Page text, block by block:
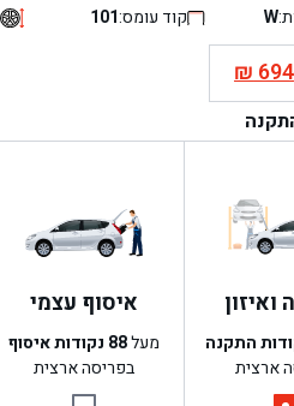
W קוד עומס:101
₪694
התקנה
ארצית
איסוף עצמי
מעל88 נקודות איסוף
בפריסה ארצית